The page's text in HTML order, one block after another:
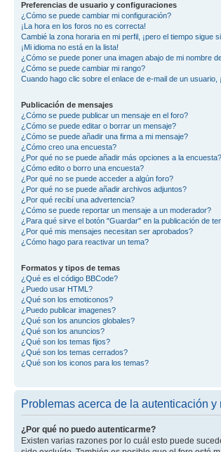
Preferencias de usuario y configuraciones
¿Cómo se puede cambiar mi configuración?
¡La hora en los foros no es correcta!
Cambié la zona horaria en mi perfil, ¡pero el tiempo sigue
¡Mi idioma no está en la lista!
¿Cómo se puede poner una imagen abajo de mi nombre
¿Cómo se puede cambiar mi rango?
Cuando hago clic sobre el enlace de e-mail de un usuario,
Publicación de mensajes
¿Cómo se puede publicar un mensaje en el foro?
¿Cómo se puede editar o borrar un mensaje?
¿Cómo se puede añadir una firma a mi mensaje?
¿Cómo creo una encuesta?
¿Por qué no se puede añadir más opciones a la encuesta?
¿Cómo edito o borro una encuesta?
¿Por qué no se puede acceder a algún foro?
¿Por qué no se puede añadir archivos adjuntos?
¿Por qué recibí una advertencia?
¿Cómo se puede reportar un mensaje a un moderador?
¿Para qué sirve el botón "Guardar" en la publicación de
¿Por qué mis mensajes necesitan ser aprobados?
¿Cómo hago para reactivar un tema?
Formatos y tipos de temas
¿Qué es el código BBCode?
¿Puedo usar HTML?
¿Qué son los emoticonos?
¿Puedo publicar imagenes?
¿Qué son los anuncios globales?
¿Qué son los anuncios?
¿Qué son los temas fijos?
¿Qué son los temas cerrados?
¿Qué son los iconos para los temas?
Problemas acerca de la autenticación y
¿Por qué no puedo autenticarme?
Existen varias razones por lo cuál esto puede